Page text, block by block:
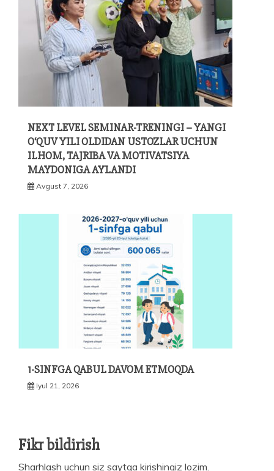
NEXT LEVEL SEMINAR-TRENINGI – YANGI
O‘QUV YILI OLDIDAN USTOZLAR UCHUN
ILHOM, TAJRIBA VA MOTIVATSIYA
MAYDONIGA AYLANDI
Avgust 7, 2026
1-SINFGA QABUL DAVOM ETMOQDA
Iyul 21, 2026
Fikr bildirish
Sharhlash uchun siz saytga kirishingiz lozim.